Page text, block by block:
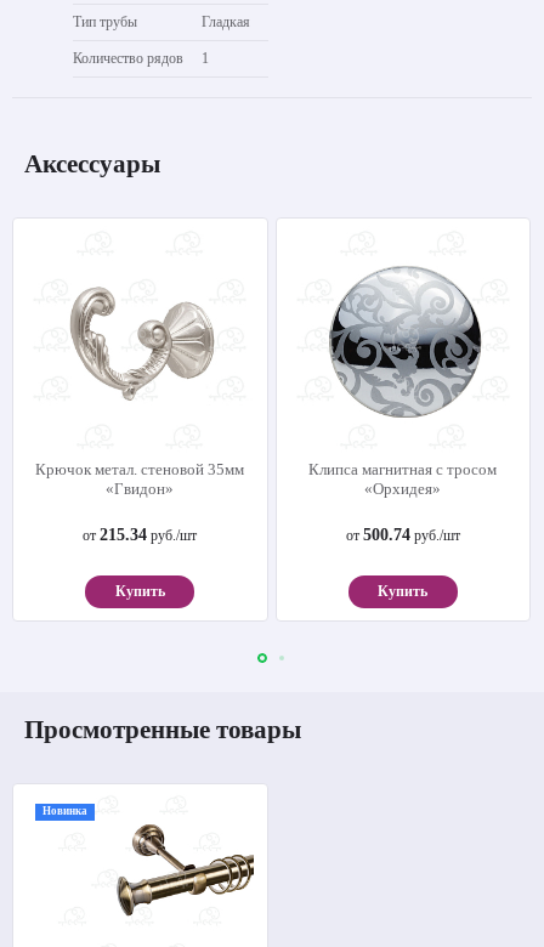
Тип трубы Гладкая
Количество рядов 1
Аксессуары
Крючок метал. стеновой 35мм
«Гвидон»
от215.34 руб./шт
Купить
Клипса магнитная с тросом
«Орхидея»
от 500.74руб./шт
Купить
Просмотренные товары
Новинка